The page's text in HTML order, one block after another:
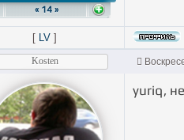
« 14 »
[ LV]
Kosten
yuriq,